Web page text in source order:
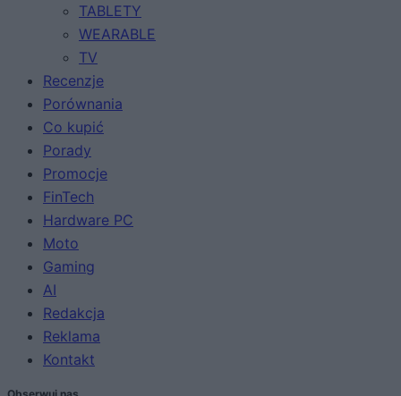
TABLETY
WEARABLE
TV
Recenzje
Porównania
Co kupić
Porady
Promocje
FinTech
Hardware PC
Moto
Gaming
AI
Redakcja
Reklama
Kontakt